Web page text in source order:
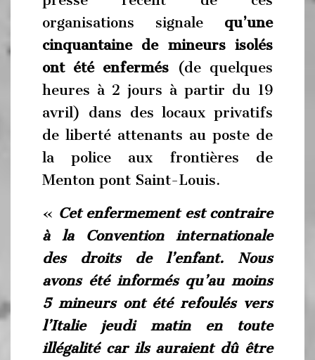
organisations signale qu’une
cinquantaine de mineurs isolés
ont été enfermés (de quelques
heures à 2 jours à partir du 19
avril) dans des locaux privatifs
de liberté attenants au poste de
la police aux frontières de
Menton pont Saint-Louis.
« Cet enfermement est contraire
à la Convention internationale
des droits de l’enfant. Nous
avons été informés qu’au moins
5 mineurs ont été refoulés vers
l’Italie jeudi matin en toute
illégalité car ils auraient dû être